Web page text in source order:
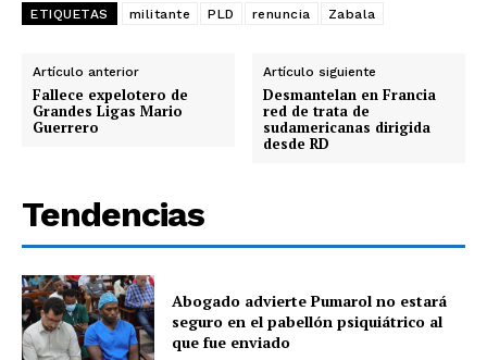
ETIQUETAS militante PLD renuncia Zabala
Artículo anterior
Fallece expelotero de
Grandes Ligas Mario
Guerrero
Artículo siguiente
Desmantelan en Francia
red de trata de
sudamericanas dirigida
desde RD
Tendencias
Abogado advierte Pumarol no estará
seguro en el pabellón psiquiátrico al
que fue enviado